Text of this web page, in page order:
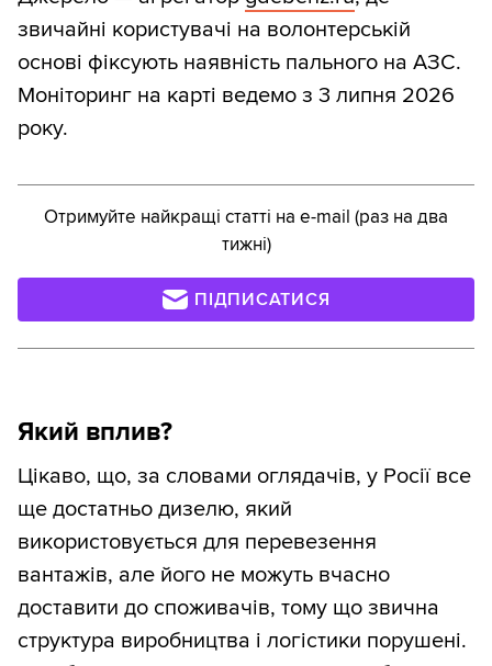
звичайні користувачі на волонтерській
основі фіксують наявність пального на АЗС.
Моніторинг на карті ведемо з 3 липня 2026
року.
Отримуйте найкращі статті на e-mail (раз на два
тижні)
ПІДПИСАТИСЯ
Який вплив?
Цікаво, що, за словами оглядачів, у Росії все
ще достатньо дизелю, який
використовується для перевезення
вантажів, але його не можуть вчасно
доставити до споживачів, тому що звична
структура виробництва і логістики порушені.